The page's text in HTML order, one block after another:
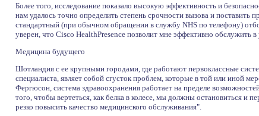
Более того, исследование показало высокую эффективность и
нам удалось точно определить степень срочности вызова и
стандартный (при обычном обращении в службу NHS по телефону)
уверен, что Cisco HealthPresence позволит мне эффективно обслужить
Медицина будущего
Шотландия с ее крупными городами, где работают первоклассные
специалиста, являет собой сгусток проблем, которые в той или иной
Фергюсон, система здравоохранения работает на пределе
того, чтобы вертеться, как белка в колесе, мы должны остановиться и
резко повысить качество медицинского обслуживания".